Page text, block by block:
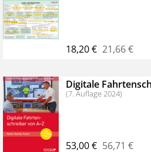
Bestellen Sie jetzt das
Kennenlern-Abo für zwei
Monaten brauchen Sie nichts
Abonnement endet
weiteren Verpflichtungen.
18,20 € 21,66 €
Digitale
(7. Auflage 2024)
53,00 € 56,71 €